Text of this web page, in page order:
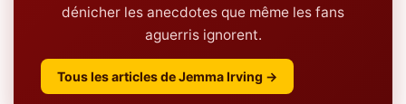
dénicher les anecdotes que même les fans
aguerris ignorent.
Tous les articles de Jemma Irving →